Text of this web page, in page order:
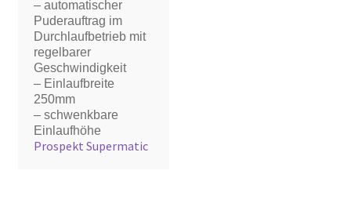
– automatischer
Puderauftrag im
Durchlaufbetrieb mit
regelbarer
Geschwindigkeit
– Einlaufbreite
250mm
– schwenkbare
Einlaufhöhe
Prospekt Supermatic